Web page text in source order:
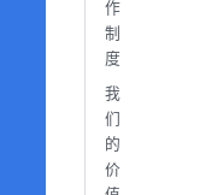
作
制
度
我
们
的
价